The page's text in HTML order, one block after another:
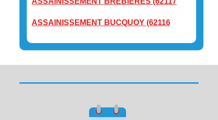
ASSAINISSEMENT BUCQUOY (62116